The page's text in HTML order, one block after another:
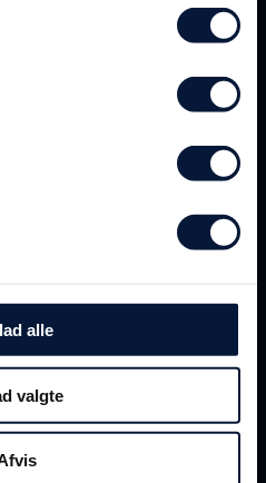
alle
valgte
din fagforening,
sådan. Din fagforening
og nogle
til tiltag, som de
.